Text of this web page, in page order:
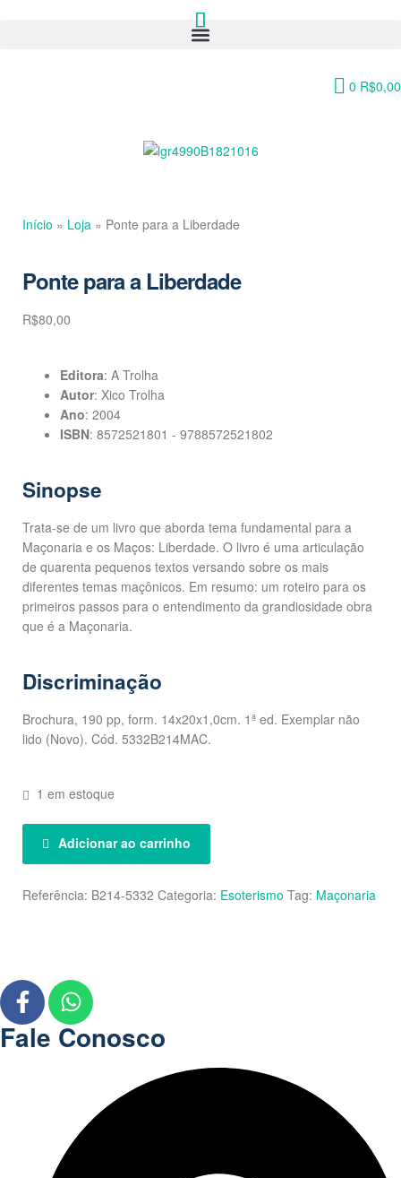
0 R$0,00
Início » Loja » Ponte para a Liberdade
Ponte para a Liberdade
R$80,00
Editora: A Trolha
Autor: Xico Trolha
Ano: 2004
ISBN: 8572521801 - 9788572521802
Sinopse
Trata-se de um livro que aborda tema fundamental para a
Maçonaria e os Maços: Liberdade. O livro é uma articulação
de quarenta pequenos textos versando sobre os mais
diferentes temas maçônicos. Em resumo: um roteiro para os
primeiros passos para o entendimento da grandiosidade obra
que é a Maçonaria.
Discriminação
Brochura, 190 pp, form. 14x20x1,0cm. 1ª ed. Exemplar não
lido (Novo). Cód. 5332B214MAC.
1 em estoque
Adicionar ao carrinho
Referência: B214-5332 Categoria: Esoterismo Tag: Maçonaria
Fale Conosco